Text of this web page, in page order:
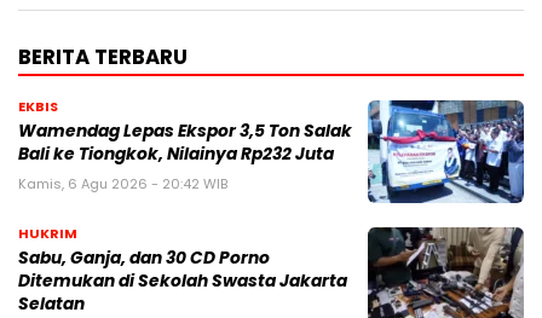
BERITA TERBARU
EKBIS
Wamendag Lepas Ekspor 3,5 Ton Salak
Bali ke Tiongkok, Nilainya Rp232 Juta
Kamis, 6 Agu 2026 - 20:42 WIB
HUKRIM
Sabu, Ganja, dan 30 CD Porno
Ditemukan di Sekolah Swasta Jakarta
Selatan